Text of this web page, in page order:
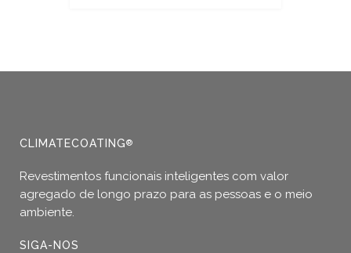
CLIMATECOATING®
Revestimentos funcionais inteligentes com valor
agregado de longo prazo para as pessoas e o meio
ambiente.
SIGA-NOS